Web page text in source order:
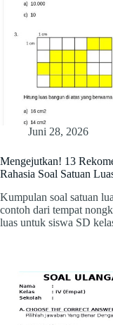
Juni 28, 2026
Mengejutkan! 13
Rahasia Soal Satuan
Kumpulan soal satuan
contoh dari tempat
luas untuk siswa SD